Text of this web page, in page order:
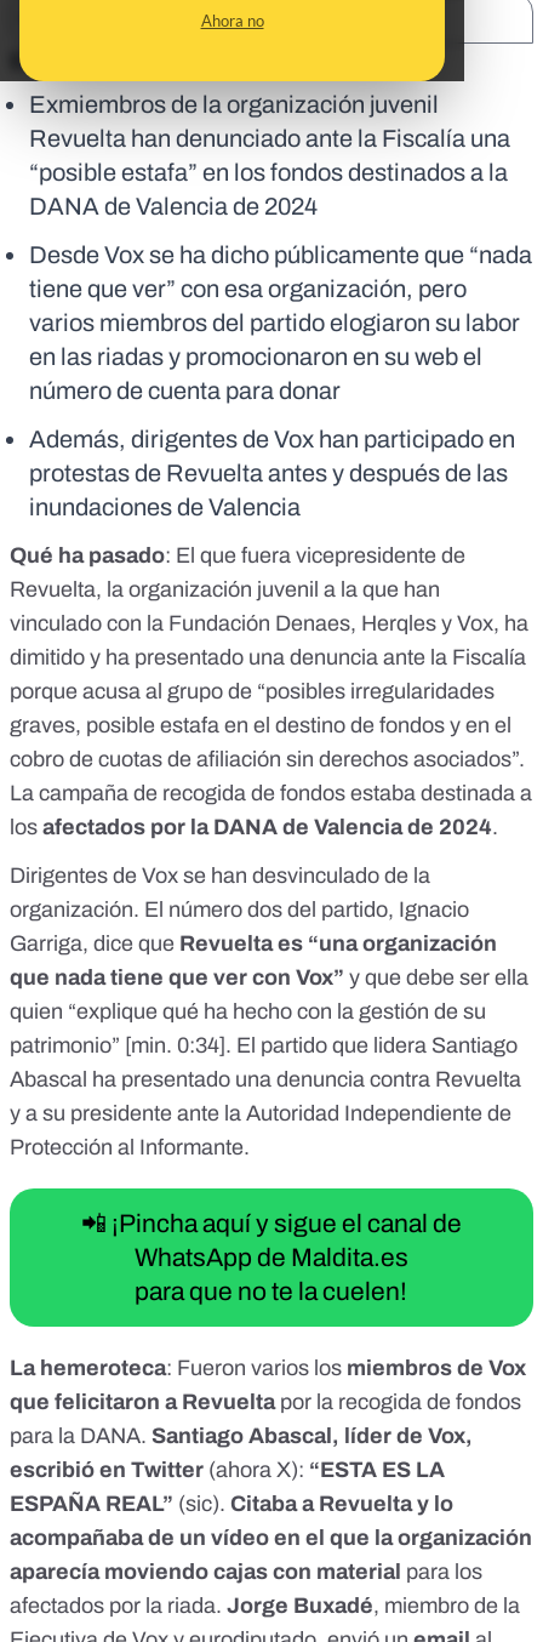
Ahora no
En corto:
Exmiembros de la organización juvenil
Revuelta han denunciado ante la Fiscalía una
“posible estafa” en los fondos destinados a la
DANA de Valencia de 2024
Desde Vox se ha dicho públicamente que “nada
tiene que ver” con esa organización, pero
varios miembros del partido elogiaron su labor
en las riadas y promocionaron en su web el
número de cuenta para donar
Además, dirigentes de Vox han participado en
protestas de Revuelta antes y después de las
inundaciones de Valencia
Qué ha pasado: El que fuera vicepresidente de
Revuelta, la organización juvenil a la que han
vinculado con la Fundación Denaes, Herqles y Vox, ha
dimitido y ha presentado una denuncia ante la Fiscalía
porque acusa al grupo de “posibles irregularidades
graves, posible estafa en el destino de fondos y en el
cobro de cuotas de afiliación sin derechos asociados”.
La campaña de recogida de fondos estaba destinada a
los afectados por la DANA de Valencia de 2024.
Dirigentes de Vox se han desvinculado de la
organización. El número dos del partido, Ignacio
Garriga, dice que Revuelta es “una organización
que nada tiene que ver con Vox” y que debe ser ella
quien “explique qué ha hecho con la gestión de su
patrimonio” [min. 0:34]. El partido que lidera Santiago
Abascal ha presentado una denuncia contra Revuelta
y a su presidente ante la Autoridad Independiente de
Protección al Informante.
📲 ¡Pincha aquí y sigue el canal de
WhatsApp de Maldita.es
para que no te la cuelen!
La hemeroteca: Fueron varios los miembros de Vox
que felicitaron a Revueltapor la recogida de fondos
para la DANA. Santiago Abascal, líder de Vox,
escribió en Twitter (ahora X): “ESTA ES LA
ESPAÑA REAL” (sic). Citaba a Revuelta y lo
acompañaba de un vídeo en el que la organización
aparecía moviendo cajas con material para los
afectados por la riada. Jorge Buxadé, miembro de la